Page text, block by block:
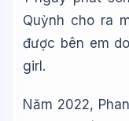
Quỳnh cho ra
được bên em
girl.
Năm 2022,